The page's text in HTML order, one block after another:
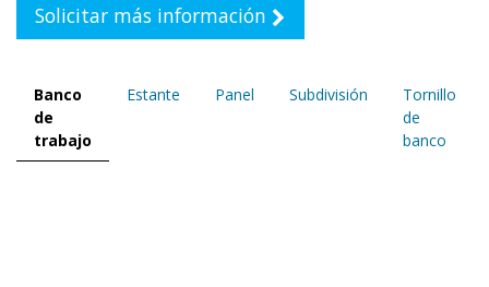
Solicitar más información
Banco
de
trabajo
Estante Panel Subdivisión
Tornillo
de
banco